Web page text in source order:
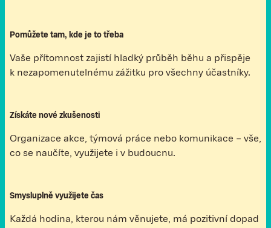
Pomůžete tam, kde je to třeba
Vaše přítomnost zajistí hladký průběh běhu a přispěje
k nezapomenutelnému zážitku pro všechny účastníky.
Získáte nové zkušenosti
Organizace akce, týmová práce nebo komunikace – vše,
co se naučíte, využijete i v budoucnu.
Smysluplně využijete čas
Každá hodina, kterou nám věnujete, má pozitivní dopad